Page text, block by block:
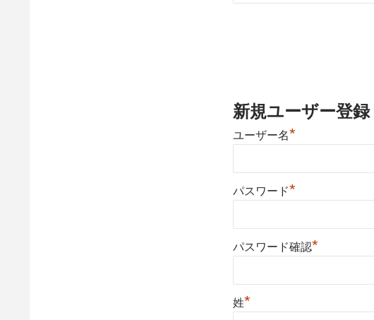
新規ユーザー登録
ユーザー名*
パスワード*
パスワード確認*
姓*